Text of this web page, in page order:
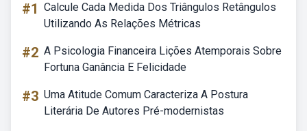
#1 Calcule Cada Medida Dos Triângulos Retângulos
Utilizando As Relações Métricas
#2 A Psicologia Financeira Lições Atemporais Sobre
Fortuna Ganância E Felicidade
#3 Uma Atitude Comum Caracteriza A Postura
Literária De Autores Pré-modernistas